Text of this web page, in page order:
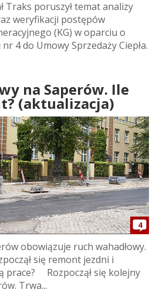
Traks poruszył temat analizy
weryfikacji postępów
(KG) w oparciu o
4 do Umowy Sprzedaży Ciepła.
na Saperów. Ile
(aktualizacja)
4
obowiązuje ruch wahadłowy.
się remont jezdni i
prace? Rozpoczął się kolejny
Trwa...